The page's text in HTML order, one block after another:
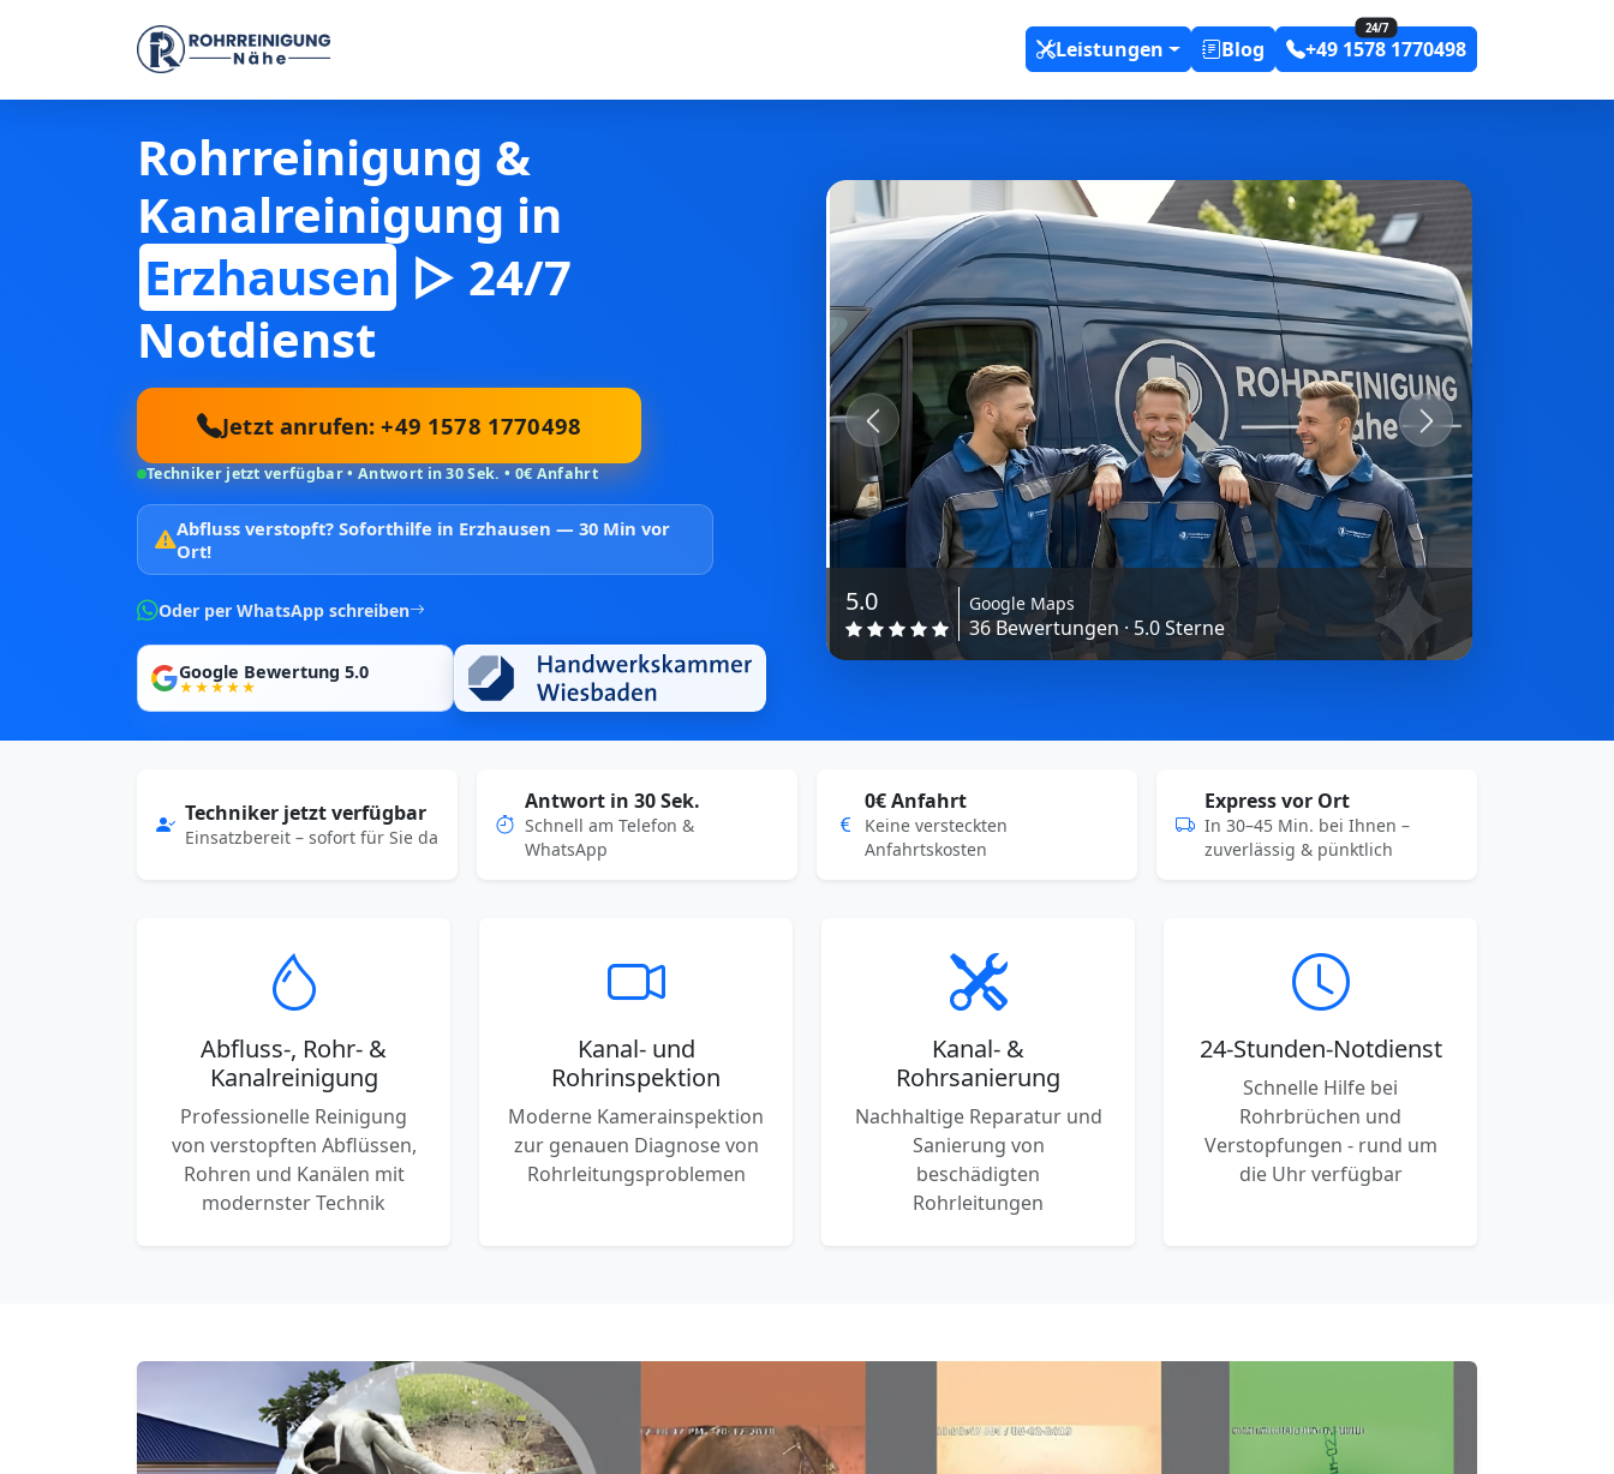
Leistungen Blog
24/7
+49 1578 1770498
Rohrreinigung &
Kanalreinigung in
Erzhausen ▷ 24/7
Notdienst
Jetzt anrufen: +49 1578 1770498
Techniker jetzt verfügbar • Antwort in 30 Sek. • 0€ Anfahrt
Abfluss verstopft? Soforthilfe in Erzhausen —30 Min vor
Ort!
Oder per WhatsApp schreiben
Google Bewertung 5.0
★★★★★
5.0 Google Maps
36 Bewertungen · 5.0 Sterne
Previous Next
Techniker jetzt verfügbar
Einsatzbereit – sofort für Sie da
Antwort in 30 Sek.
Schnell am Telefon &
WhatsApp
0€ Anfahrt
Keine versteckten
Anfahrtskosten
Express vor Ort
In 30–45 Min. bei Ihnen –
zuverlässig & pünktlich
Abfluss-, Rohr- &
Kanalreinigung
Professionelle Reinigung
von verstopften Abflüssen,
Rohren und Kanälen mit
modernster Technik
Kanal- und
Rohrinspektion
Moderne Kamerainspektion
zur genauen Diagnose von
Rohrleitungsproblemen
Kanal- &
Rohrsanierung
Nachhaltige Reparatur und
Sanierung von
beschädigten
Rohrleitungen
24-Stunden-Notdienst
Schnelle Hilfe bei
Rohrbrüchen und
Verstopfungen - rund um
die Uhr verfügbar